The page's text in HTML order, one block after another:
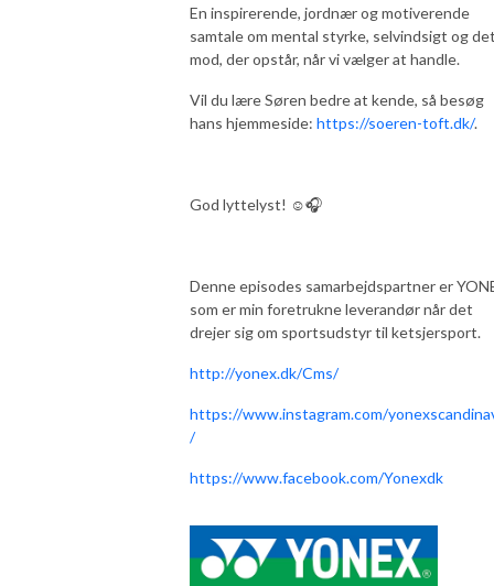
En inspirerende, jordnær og motiverende
samtale om mental styrke, selvindsigt og
mod, der opstår, når vi vælger at handle.
Vil du lære Søren bedre at kende, så besøg
hans hjemmeside: https://soeren-toft.dk/.
God lyttelyst! ☺️🎧
Denne episodes samarbejdspartner er
som er min foretrukne leverandør når det
drejer sig om sportsudstyr til ketsjersport.
http://yonex.dk/Cms/
https://www.instagram.com/
/
https://www.facebook.com/Yonexdk